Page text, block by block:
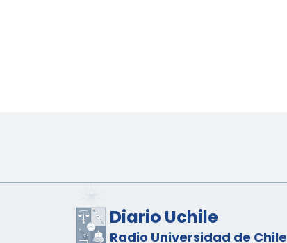
Diario Uchile
Radio Universidad de Chile